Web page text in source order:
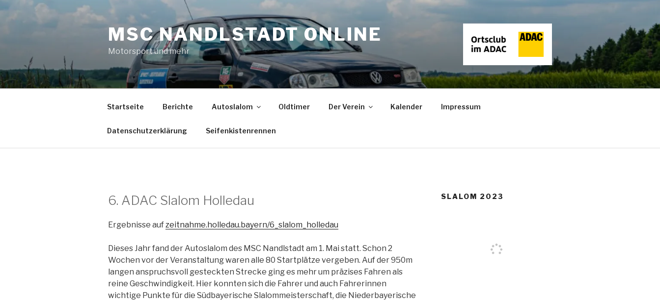
Zum
MSC NANDLSTADT ONLINE
Motorsport und mehr
Startseite Berichte Autoslalom Oldtimer Der Verein Kalender Impressum
Datenschutzerklärung Seifenkistenrennen
SLALOM 2023
6. ADAC Slalom Holledau
Ergebnisse aufzeitnahme.holledau.bayern/6_slalom_holledau
Dieses Jahr fand der Autoslalom des MSC Nandlstadt am 1. Mai statt. Schon 2
Wochen vor der Veranstaltung waren alle 80 Startplätze vergeben. Auf der 950m
langen anspruchsvoll gesteckten Strecke ging es mehr um präzises Fahren als
reine Geschwindigkeit. Hier konnten sich die Fahrer und auch Fahrerinnen
wichtige Punkte für die Südbayerische Slalommeisterschaft, die Niederbayerische